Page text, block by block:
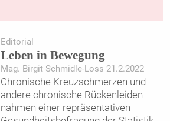
Editorial
Leben in Bewegung
Mag. Birgit Schmidle-Loss 21.2.2022
Chronische Kreuzschmerzen und
andere chronische Rückenleiden
nahmen einer repräsentativen